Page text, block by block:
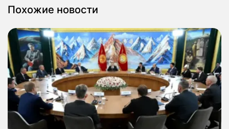
Похожие новости